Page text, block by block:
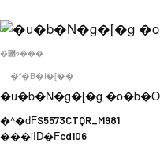
�݌ɂ���
�f�B�I�[��
�u�b�N�g�[�g
�^�ԁFS5573CTQR_M981
���iID�Fcd106